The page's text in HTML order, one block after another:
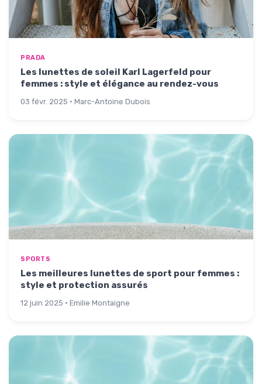
PRADA
Les lunettes de soleil Karl Lagerfeld pour
femmes : style et élégance au rendez-vous
03 févr. 2025 · Marc-Antoine Dubois
SPORTS
Les meilleures lunettes de sport pour femmes :
style et protection assurés
12 juin 2025 · Emilie Montaigne